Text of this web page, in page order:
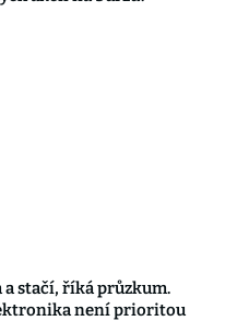
a stačí, říká průzkum.
není prioritou